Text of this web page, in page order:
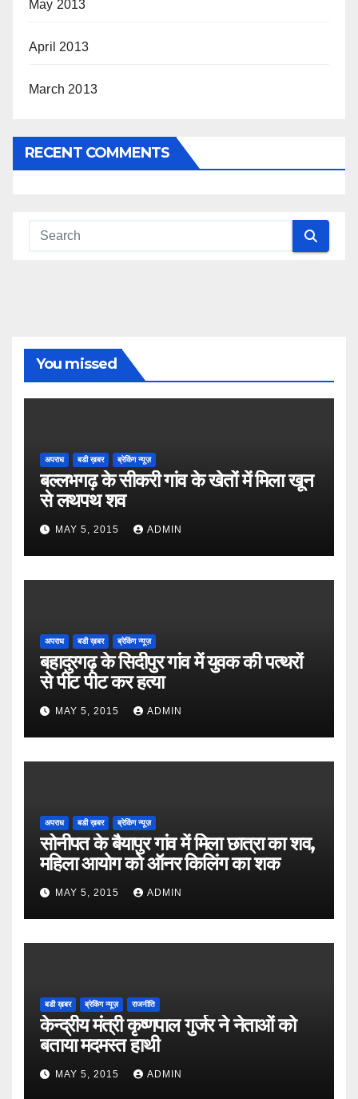
May 2013
April 2013
March 2013
RECENT COMMENTS
You missed
अपराध बडी ख़बर ब्रेकिंग न्यूज़
बल्लभगढ़ के सीकरी गांव के खेतों में मिला खून
से लथपथ शव
MAY 5, 2015 ADMIN
अपराध बडी ख़बर ब्रेकिंग न्यूज़
बहादुरगढ़ के सिदीपुर गांव में युवक की पत्थरों
से पीट पीट कर हत्या
MAY 5, 2015 ADMIN
अपराध बडी ख़बर ब्रेकिंग न्यूज़
सोनीपत के बैयापुर गांव में मिला छात्रा का शव,
महिला आयोग को ऑनर किलिंग का शक
MAY 5, 2015 ADMIN
बडी ख़बर ब्रेकिंग न्यूज़ राजनीति
केन्द्रीय मंत्री कृष्णपाल गुर्जर ने नेताओं को
बताया मदमस्त हाथी
MAY 5, 2015 ADMIN